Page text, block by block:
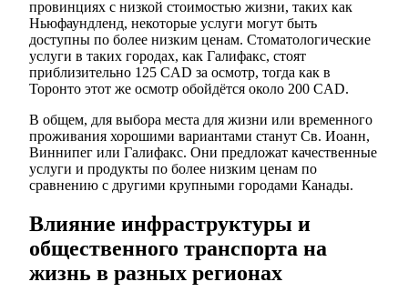
провинциях с низкой стоимостью жизни, таких как
Ньюфаундленд, некоторые услуги могут быть
доступны по более низким ценам. Стоматологические
услуги в таких городах, как Галифакс, стоят
приблизительно 125 CAD за осмотр, тогда как в
Торонто этот же осмотр обойдётся около 200 CAD.
В общем, для выбора места для жизни или временного
проживания хорошими вариантами станут Св. Иоанн,
Виннипег или Галифакс. Они предложат качественные
услуги и продукты по более низким ценам по
сравнению с другими крупными городами Канады.
Влияние инфраструктуры и
общественного транспорта на
жизнь в разных регионах